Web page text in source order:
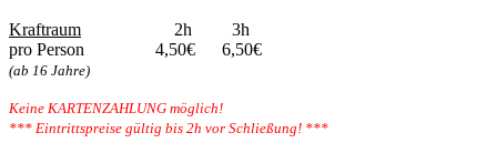
Kraftraum 2h 3h
pro Person 4,50€ 6,50€
(ab 16 Jahre)
Keine KARTENZAHLUNG möglich!
*** Eintrittspreise gültig bis 2h vor Schließung! ***